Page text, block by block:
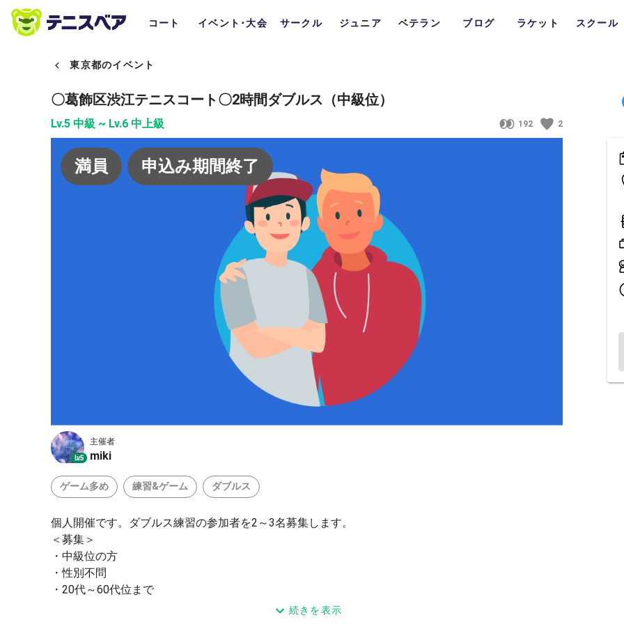
コート イベント･大会 サークル ジュニア ベテラン ブログ ラケット スクール
東京都のイベント
〇葛飾区渋江テニスコート〇2時間ダブルス（中級位）
Lv.5 中級 ~ Lv.6 中上級 192 2
満員 申込み期間終了
Lv.5
主催者
miki
ゲーム多め 練習&ゲーム ダブルス
個人開催です。ダブルス練習の参加者を2～3名募集します。
＜募集＞
・中級位の方
・性別不問
・20代～60代位まで
続きを表示